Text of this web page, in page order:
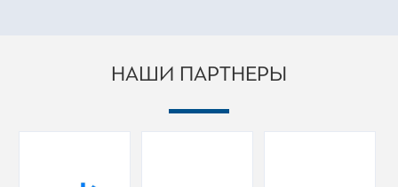
НАШИ ПАРТНЕРЫ